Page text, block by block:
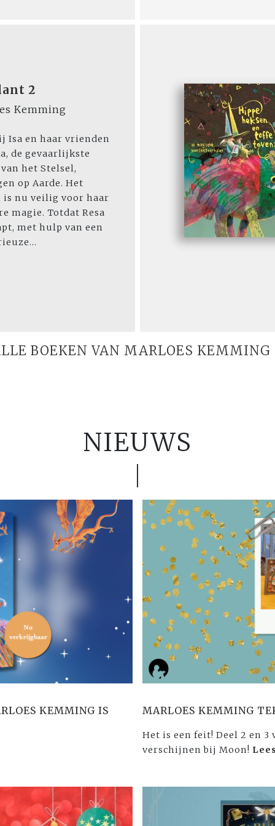
2
Kemming
Isa en haar vrienden
de gevaarlijkste
het Stelsel,
op Aarde. Het
is nu veilig voor haar
magie. Totdat Resa
met hulp van een
BOEKEN VAN MARLOES KEMMING
NIEUWS
KEMMING IS MARLOES KEMMING
Het is een feit! Deel 2 en
verschijnen bij Moon!